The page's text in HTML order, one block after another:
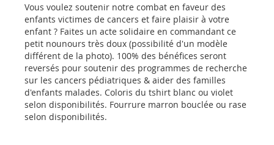
Vous voulez soutenir notre combat en faveur des
enfants victimes de cancers et faire plaisir à votre
enfant ? Faites un acte solidaire en commandant ce
petit nounours très doux (possibilité d'un modèle
différent de la photo). 100% des bénéfices seront
reversés pour soutenir des programmes de recherche
sur les cancers pédiatriques & aider des familles
d'enfants malades. Coloris du tshirt blanc ou violet
selon disponibilités. Fourrure marron bouclée ou rase
selon disponibilités.